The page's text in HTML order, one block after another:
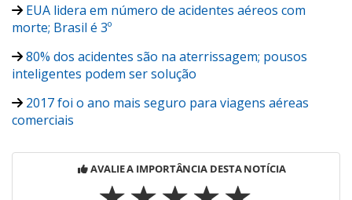
EUA lidera em número de acidentes aéreos com
morte; Brasil é 3º
80% dos acidentes são na aterrissagem; pousos
inteligentes podem ser solução
2017 foi o ano mais seguro para viagens aéreas
comerciais
AVALIE A IMPORTÂNCIA DESTA NOTÍCIA